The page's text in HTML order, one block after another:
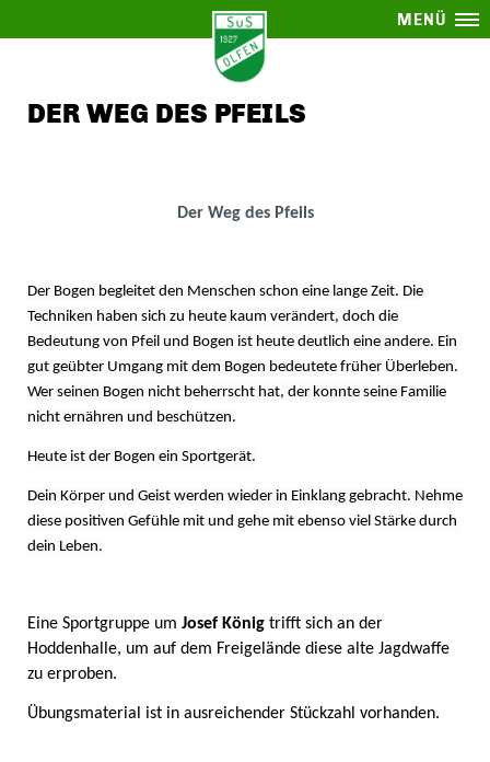
MENÜ
DER WEG DES PFEILS
Der Weg des Pfeils
Der Bogen begleitet den Menschen schon eine lange Zeit. Die
Techniken haben sich zu heute kaum verändert, doch die
Bedeutung von Pfeil und Bogen ist heute deutlich eine andere. Ein
gut geübter Umgang mit dem Bogen bedeutete früher Überleben.
Wer seinen Bogen nicht beherrscht hat, der konnte seine Familie
nicht ernähren und beschützen.
Heute ist der Bogen ein Sportgerät.
Dein Körper und Geist werden wieder in Einklang gebracht. Nehme
diese positiven Gefühle mit und gehe mit ebenso viel Stärke durch
dein Leben.
Eine Sportgruppe um Josef König trifft sich an der
Hoddenhalle, um auf dem Freigelände diese alte Jagdwaffe
zu erproben.
Übungsmaterial ist in ausreichender Stückzahl vorhanden.